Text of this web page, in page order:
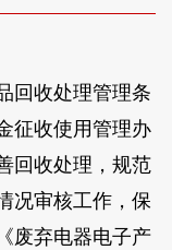
收处理管理条
征收使用管理办
回收处理，规范
况审核工作，保
废弃电器电子产